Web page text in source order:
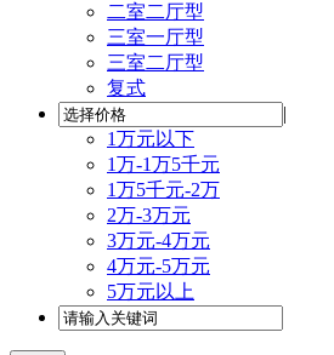
二室二厅型
三室一厅型
三室二厅型
复式
|
1万元以下
1万-1万5千元
1万5千元-2万
2万-3万元
3万元-4万元
4万元-5万元
5万元以上